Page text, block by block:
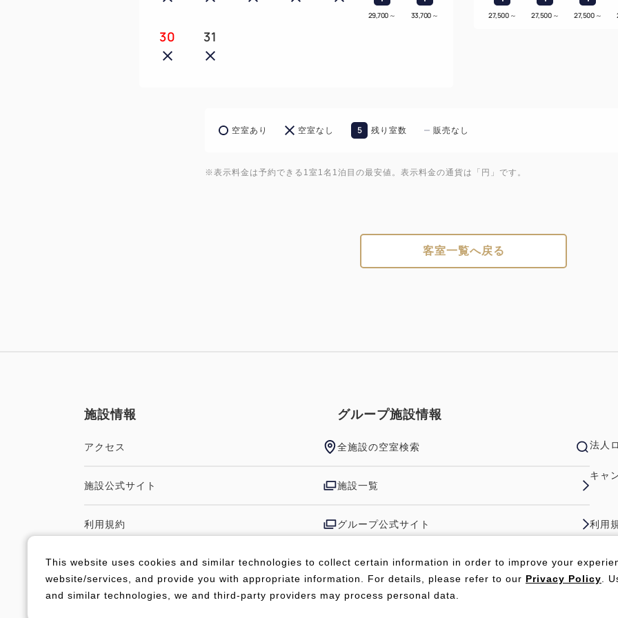
29,700 ～ 33,700 ～
30 31
27,500 ～ 27,500 ～ 27,500 ～
空室あり 空室なし 5 残り室数 販売なし
※表示料金は予約できる1室1名1泊目の最安値。表示料金の通貨は「円」です。
客室一覧へ戻る
施設情報
アクセス
施設公式サイト
利用規約
グループ施設情報
全施設の空室検索
施設一覧
グループ公式サイト
法人
キャ
利用
This website uses cookies and similar technologies to collect certain information in order to improve your
website/services, and provide you with appropriate information. For details, please refer to our Privacy Policy .
and similar technologies, we and third-party providers may process personal data.